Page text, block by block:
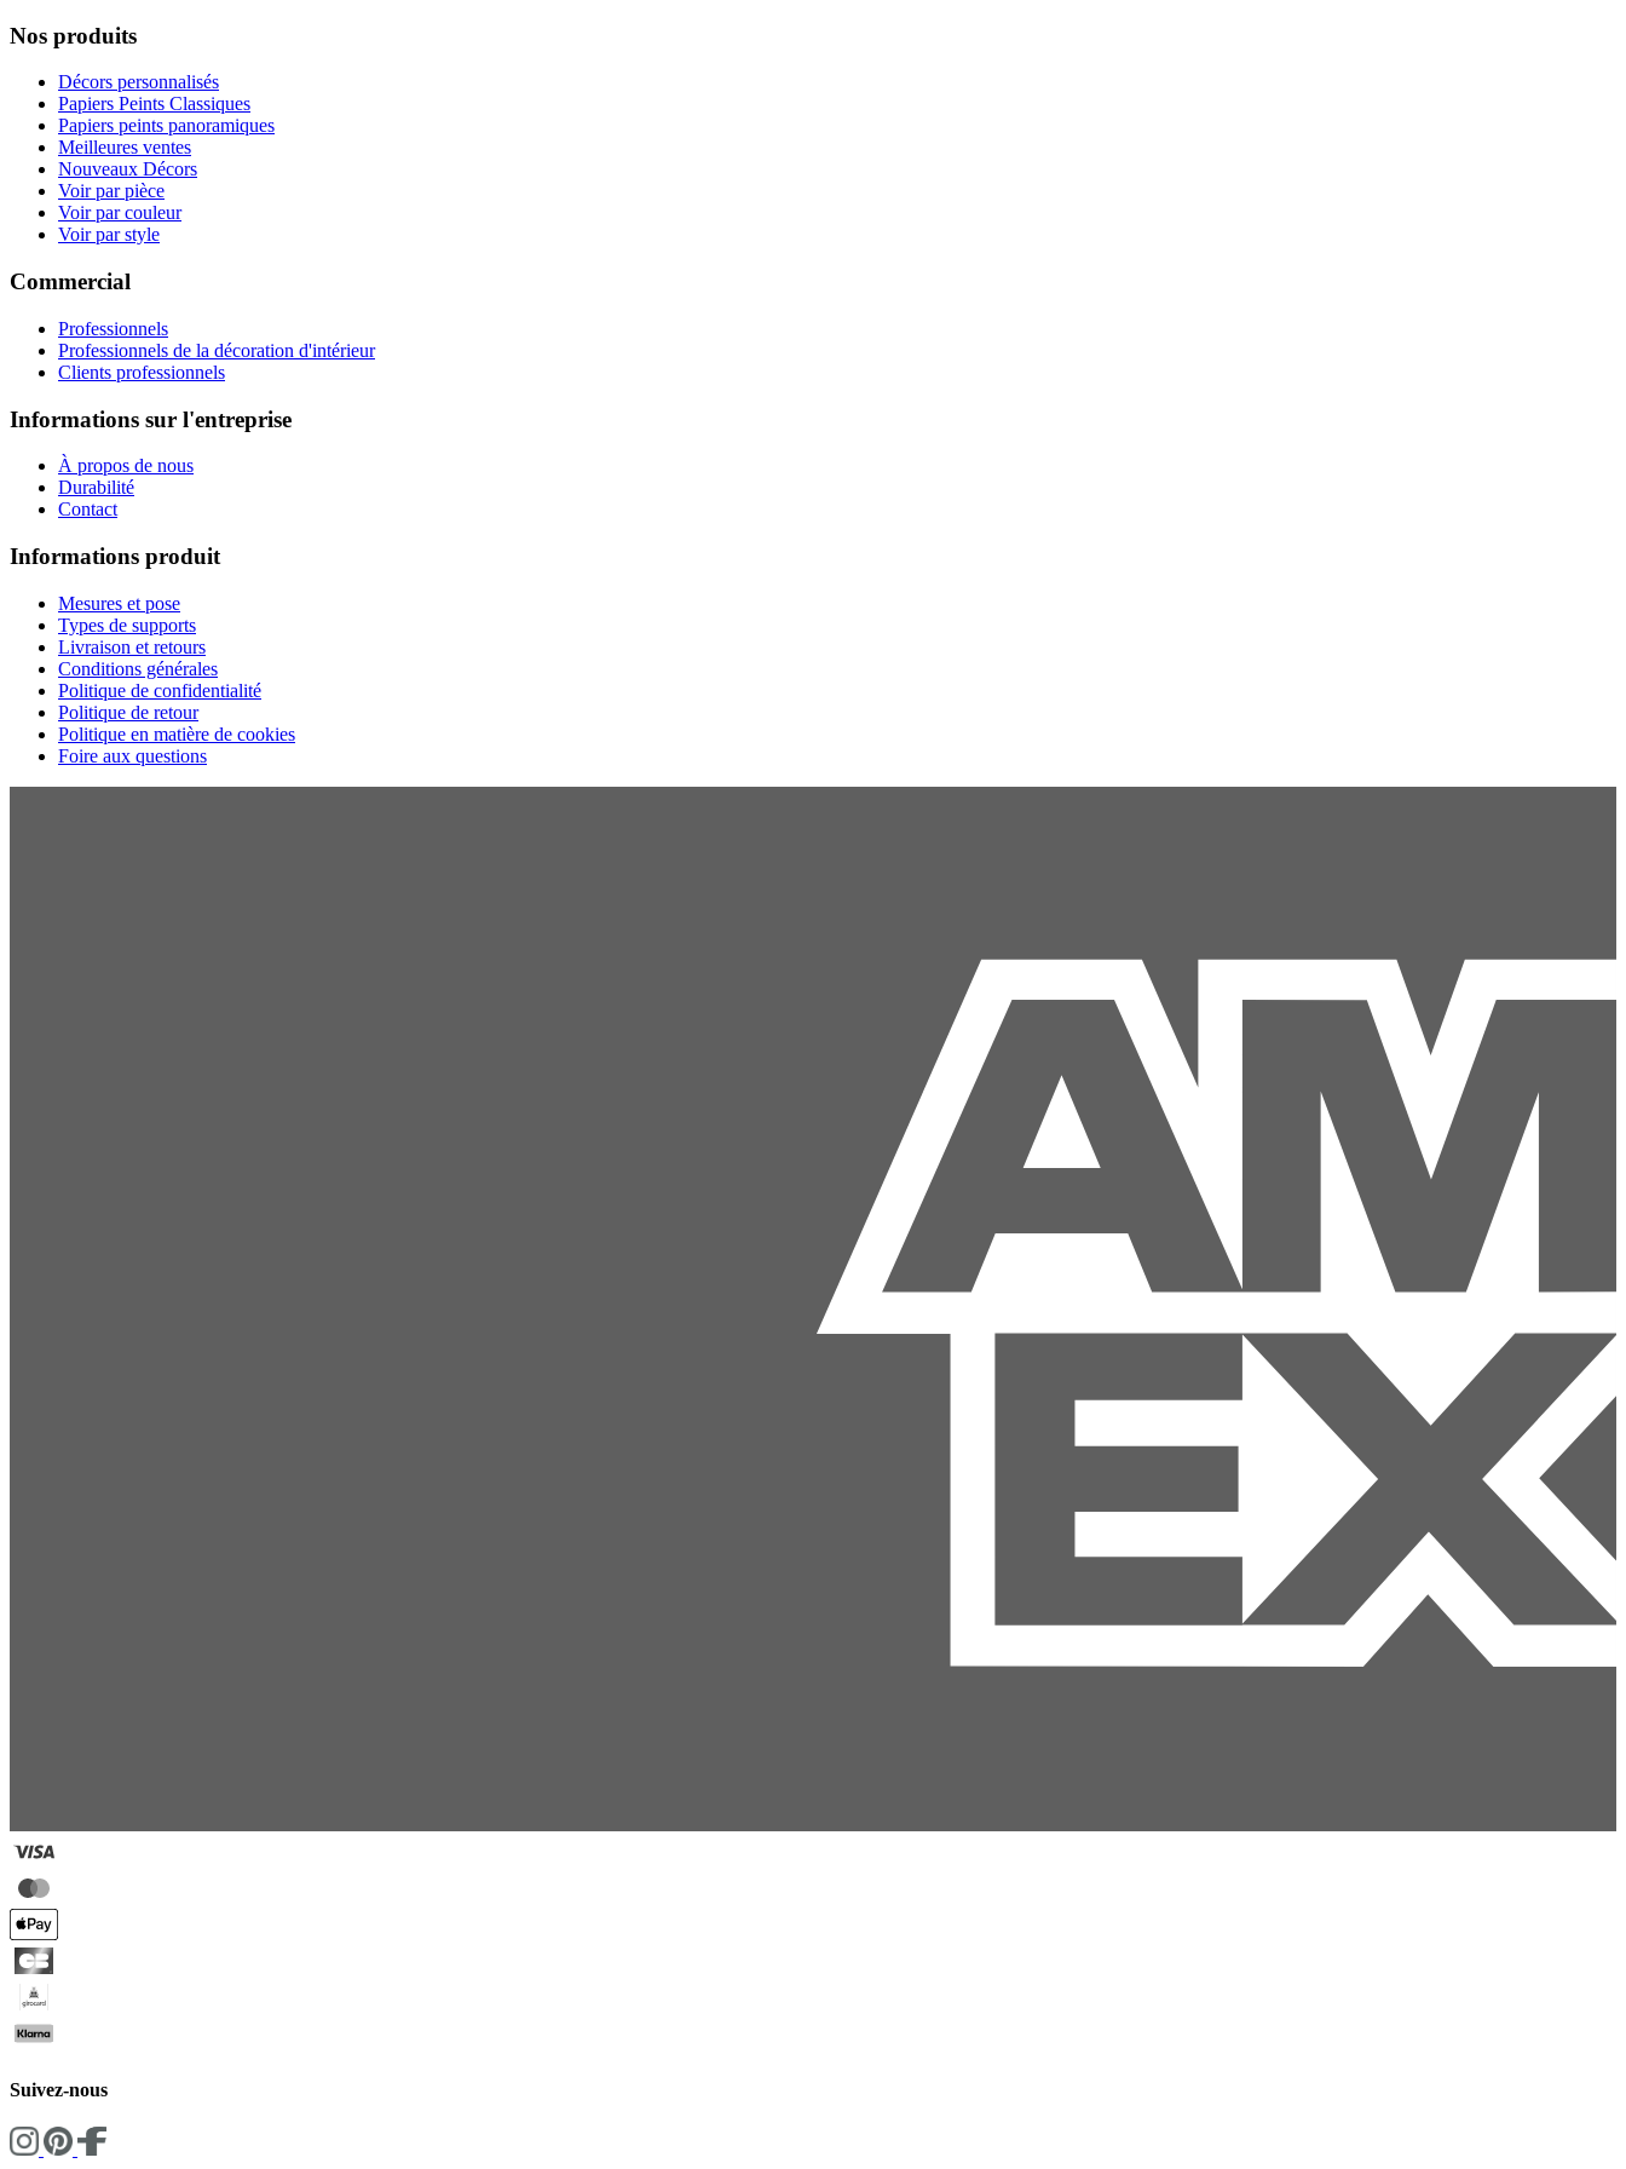
Nos produits
Décors personnalisés
Papiers Peints Classiques
Papiers peints panoramiques
Meilleures ventes
Nouveaux Décors
Voir par pièce
Voir par couleur
Voir par style
Commercial
Professionnels
Professionnels de la décoration d'intérieur
Clients professionnels
Informations sur l'entreprise
À propos de nous
Durabilité
Contact
Informations produit
Mesures et pose
Types de supports
Livraison et retours
Conditions générales
Politique de confidentialité
Politique de retour
Politique en matière de cookies
Foire aux questions
Suivez-nous